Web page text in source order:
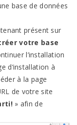
base de données
présent sur
votre base
l’installation
d’installation à
à la page
de votre site
» afin de